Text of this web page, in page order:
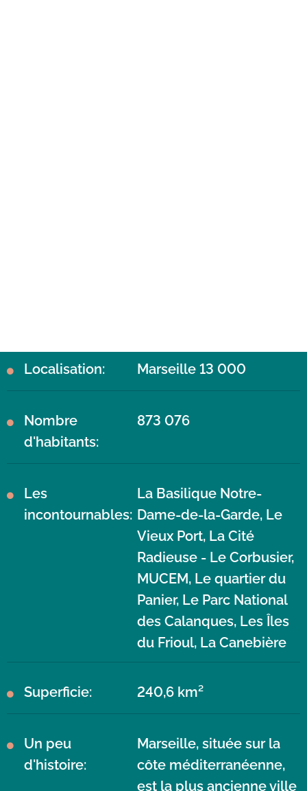
Localisation: Marseille 13 000
Nombre
d'habitants:
873 076
Les
incontournables:
La Basilique Notre-
Dame-de-la-Garde, Le
Vieux Port, La Cité
Radieuse - Le Corbusier,
MUCEM, Le quartier du
Panier, Le Parc National
des Calanques, Les Îles
du Frioul, La Canebière
Superficie: 240,6 km²
Un peu
d'histoire:
Marseille, située sur la
côte méditerranéenne,
est la plus ancienne ville